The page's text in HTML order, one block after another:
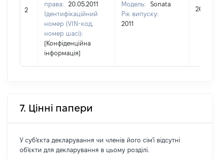
2
права:
20.05.2011
Ідентифікаційний
номер (VIN-код,
номер шасі):
[Конфіденційна
інформація]
Модель:
Sonata
Рік випуску:
2011
268000
7. Цінні папери
У суб'єкта декларування чи членів його сім'ї відсутні
об'єкти для декларування в цьому розділі.